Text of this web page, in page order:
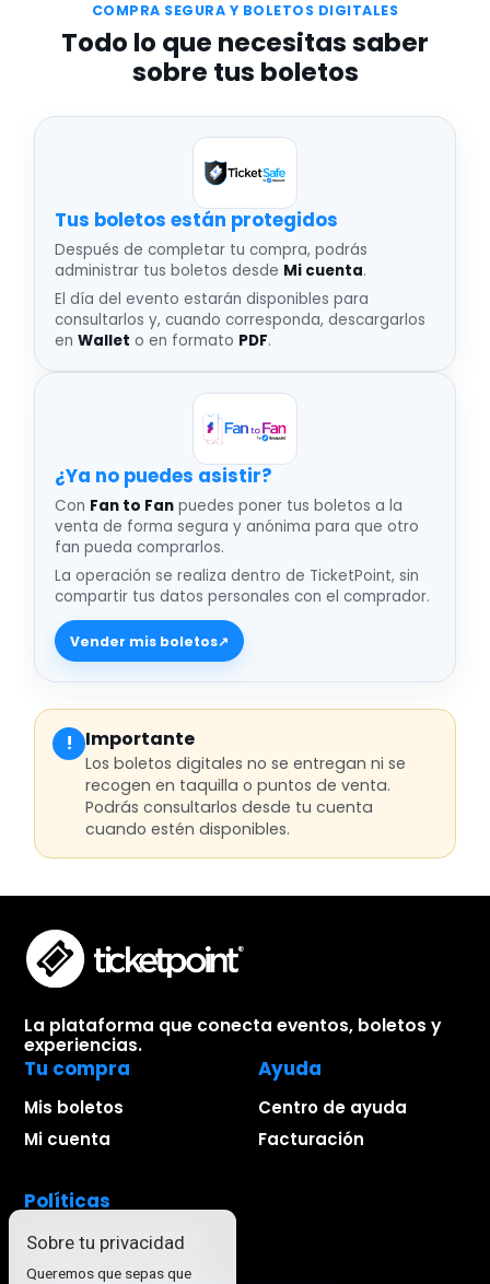
Sobre tu privacidad
Queremos que sepas que
COMPRA SEGURA Y BOLETOS DIGITALES
Todo lo que necesitas saber
sobre tus boletos
Tus boletos están protegidos
Después de completar tu compra, podrás
administrar tus boletos desde Mi cuenta.
El día del evento estarán disponibles para
consultarlos y, cuando corresponda, descargarlos
en Wallet o en formato PDF.
¿Ya no puedes asistir
Con Fan to Fan puedes poner tus boletos a la
venta de forma segura y anónima para que otro
fan pueda comprarlos.
La operación se realiza dentro de TicketPoint, sin
compartir tus datos personales con el comprador.
Vender mis boletos↗
! Importante
Los boletos digitales no se entregan ni se
recogen en taquilla o puntos de venta.
Podrás consultarlos desde tu cuenta
cuando estén disponibles.
La plataforma que conecta eventos, boletos y
experiencias.
Tu compra
Mis boletos
Mi cuenta
Ayuda
Centro de ayuda
Facturación
Políticas
Aviso de privacidad
Términos de compra